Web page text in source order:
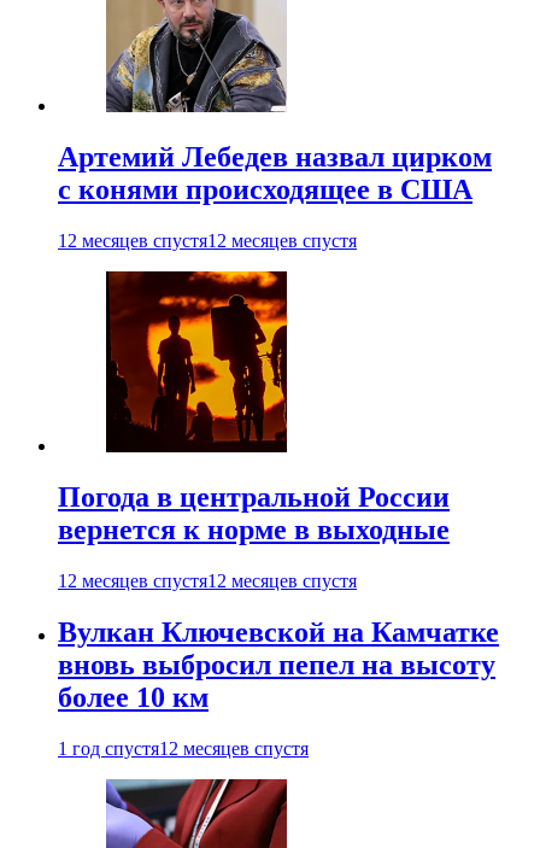
Артемий Лебедев назвал цирком
с конями происходящее в США
12 месяцев спустя12 месяцев спустя
Погода в центральной России
вернется к норме в выходные
12 месяцев спустя12 месяцев спустя
Вулкан Ключевской на Камчатке
вновь выбросил пепел на высоту
более 10 км
1 год спустя12 месяцев спустя